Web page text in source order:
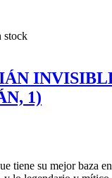
stock
1)
tiene su mejor baza